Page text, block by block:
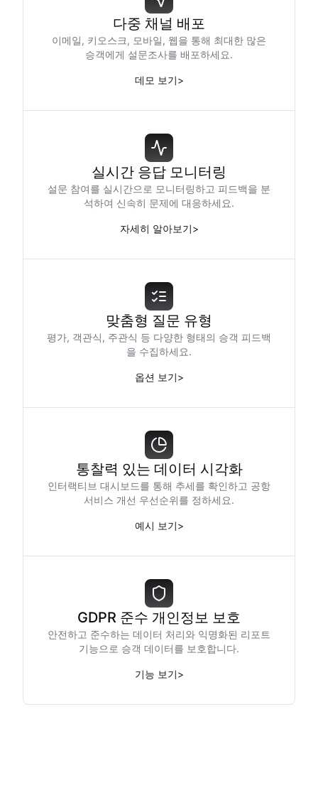
다중 채널 배포
이메일, 키오스크, 모바일, 웹을 통해 최대한 많은
승객에게 설문조사를 배포하세요.
데모 보기>
실시간 응답 모니터링
설문 참여를 실시간으로 모니터링하고 피드백을 분
석하여 신속히 문제에 대응하세요.
자세히 알아보기>
맞춤형 질문 유형
평가, 객관식, 주관식 등 다양한 형태의 승객 피드백
을 수집하세요.
옵션 보기>
통찰력 있는 데이터 시각화
인터랙티브 대시보드를 통해 추세를 확인하고 공항
서비스 개선 우선순위를 정하세요.
예시 보기>
GDPR 준수 개인정보 보호
안전하고 준수하는 데이터 처리와 익명화된 리포트
기능으로 승객 데이터를 보호합니다.
기능 보기>